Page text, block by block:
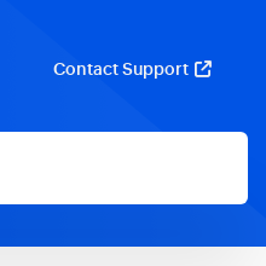
Contact Support